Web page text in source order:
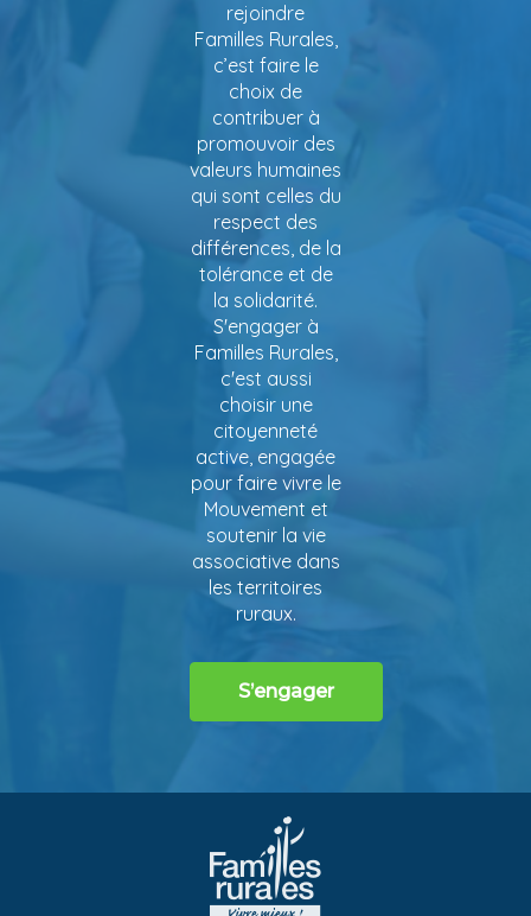
rejoindre
Familles Rurales,
c’est faire le
choix de
contribuer à
promouvoir des
valeurs humaines
qui sont celles du
respect des
différences, de la
tolérance et de
la solidarité.
S'engager à
Familles Rurales,
c'est aussi
choisir une
citoyenneté
active, engagée
pour faire vivre le
Mouvement et
soutenir la vie
associative dans
les territoires
ruraux.
S’engager